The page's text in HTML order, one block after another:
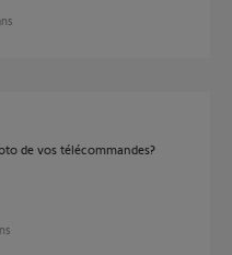
de vos télécommandes?